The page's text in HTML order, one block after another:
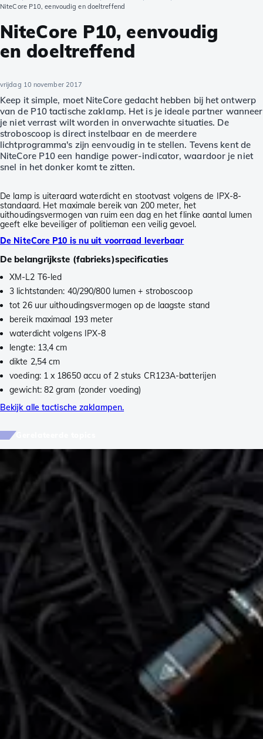
NiteCore P10, eenvoudig en doeltreffend
NiteCore P10, eenvoudig
en doeltreffend
vrijdag 10 november 2017
Keep it simple, moet NiteCore gedacht hebben bij het ontwerp
van de P10 tactische zaklamp. Het is je ideale partner wanneer
je niet verrast wilt worden in onverwachte situaties. De
stroboscoop is direct instelbaar en de meerdere
lichtprogramma's zijn eenvoudig in te stellen. Tevens kent de
NiteCore P10 een handige power-indicator, waardoor je niet
snel in het donker komt te zitten.
De lamp is uiteraard waterdicht en stootvast volgens de IPX-8-
standaard. Het maximale bereik van 200 meter, het
uithoudingsvermogen van ruim een dag en het flinke aantal lumen
geeft elke beveiliger of politieman een veilig gevoel.
De NiteCore P10 is nu uit voorraad leverbaar
De belangrijkste (fabrieks)specificaties
XM-L2 T6-led
3 lichtstanden: 40/290/800 lumen + stroboscoop
tot 26 uur uithoudingsvermogen op de laagste stand
bereik maximaal 193 meter
waterdicht volgens IPX-8
lengte: 13,4 cm
dikte 2,54 cm
voeding: 1 x 18650 accu of 2 stuks CR123A-batterijen
gewicht: 82 gram (zonder voeding)
Bekijk alle tactische zaklampen.